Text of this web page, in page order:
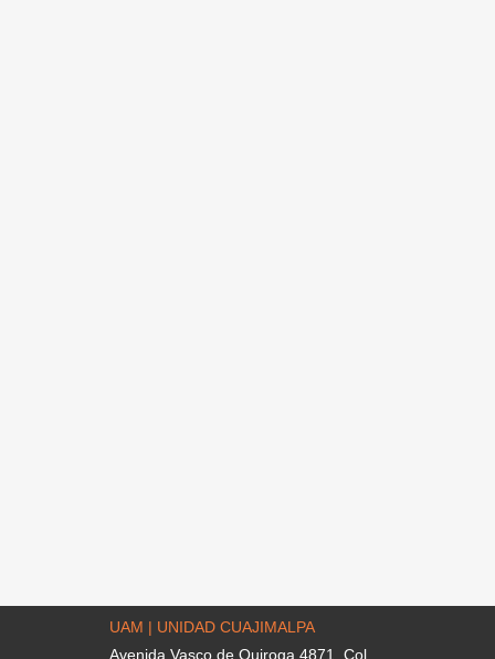
UAM | UNIDAD CUAJIMALPA
Avenida Vasco de Quiroga 4871. Col.